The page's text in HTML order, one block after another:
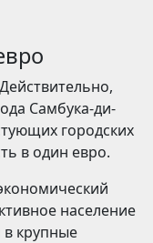
Самбука-ди-
городских
в один евро.
население
в крупные